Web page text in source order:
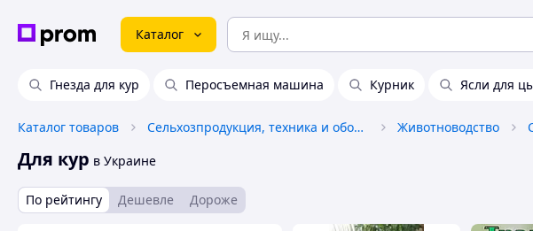
Каталог
Гнезда для кур Перосъемная машина Курник Ясли для
Каталог товаров Сельхозпродукция, техника и оборудование Животноводство
Для кур в Украине
По рейтингу Дешевле Дороже